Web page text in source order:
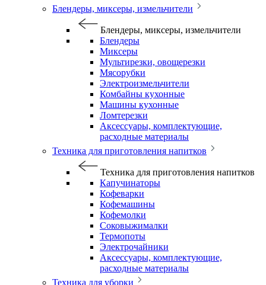
Блендеры, миксеры, измельчители
Блендеры, миксеры, измельчители
Блендеры
Миксеры
Мультирезки, овощерезки
Мясорубки
Электроизмельчители
Комбайны кухонные
Машины кухонные
Ломтерезки
Аксессуары, комплектующие,
расходные материалы
Техника для приготовления напитков
Техника для приготовления напитков
Капучинаторы
Кофеварки
Кофемашины
Кофемолки
Соковыжималки
Термопоты
Электрочайники
Аксессуары, комплектующие,
расходные материалы
Техника для уборки